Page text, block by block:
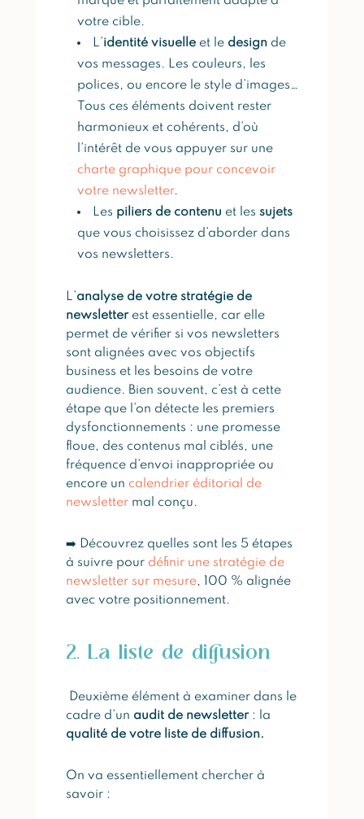
votre cible.
L’identité visuelleet le designde
vos messages. Les couleurs, les
polices, ou encore le style d’images…
Tous ces éléments doivent rester
harmonieux et cohérents, d’où
l’intérêt de vous appuyer sur une
charte graphique pour concevoir
votre newsletter.
Les piliers de contenu et les sujets
que vous choisissez d’aborder dans
vos newsletters.
L’analyse de votre stratégie de
newsletterest essentielle, car elle
permet de vérifier si vos newsletters
sont alignées avec vos objectifs
business et les besoins de votre
audience. Bien souvent, c’est à cette
étape que l’on détecte les premiers
dysfonctionnements : une promesse
floue, des contenus mal ciblés, une
fréquence d’envoi inappropriée ou
encore un calendrier éditorial de
newslettermal conçu.
➡️ Découvrez quelles sont les 5 étapes
à suivre pour définir une stratégie de
newsletter sur mesure, 100 % alignée
avec votre positionnement.
2. La liste de diffusion
Deuxième élément à examiner dans le
cadre d’un audit de newsletter : la
qualité de votre liste de diffusion.
On va essentiellement chercher à
savoir :